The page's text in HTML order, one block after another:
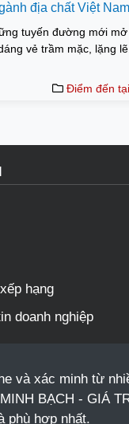
địa chất Việt Nam
tuyến đường mới
vẻ trầm mặc, lặng
Điểm đến
hạng
doanh nghiệp
và xác minh từ
BẠCH - GIÁ
phù hợp nhất.